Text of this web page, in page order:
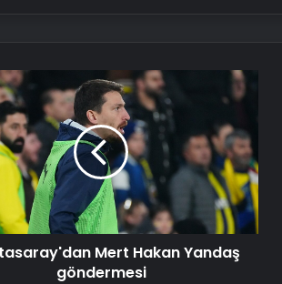
Mert Hakan Yandaş
göndermesi